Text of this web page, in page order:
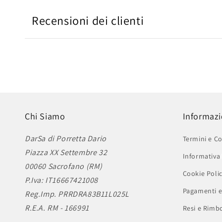
Recensioni dei clienti
Chi Siamo
DarSa di Porretta Dario
Piazza XX Settembre 32
00060 Sacrofano (RM)
P.Iva: IT16667421008
Reg.Imp. PRRDRA83B11L025L
R.E.A. RM - 166991
Termini e
Informativa
Cookie
Pagamenti
Resi e